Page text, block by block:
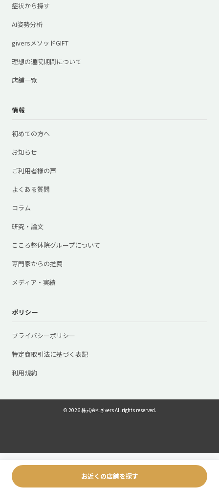
お近くの店舗を探す
症状から探す
AI姿勢分析
giversメソッドGIFT
理想の通院期間について
店舗一覧
情報
初めての方へ
お知らせ
ご利用者様の声
よくある質問
コラム
研究・論文
こころ整体院グループについて
専門家からの推薦
メディア・実績
ポリシー
プライバシーポリシー
特定商取引法に基づく表記
利用規約
© 2026 株式会社givers All rights reserved.